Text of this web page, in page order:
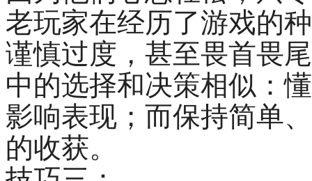
老玩家在经历了游戏的
谨慎过度，甚至畏首畏
中的选择和决策相似：
影响表现；而保持简单
的收获。